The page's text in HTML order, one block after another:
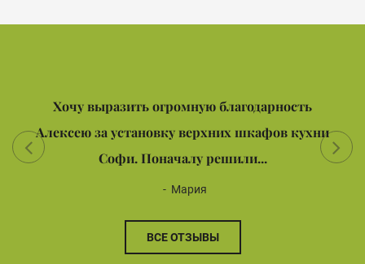
Хочу выразить огромную благодарность
Алексею за установку верхних шкафов кухни
Софи. Поначалу решили...
Мария
ВСЕ ОТЗЫВЫ